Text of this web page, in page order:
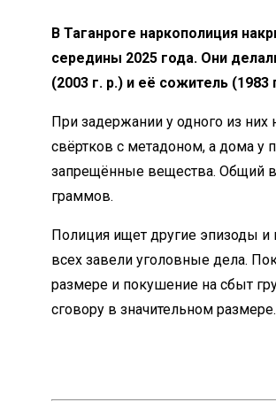
В Таганроге наркополиция
середины 2025 года. Они
(2003 г. р.) и её сожитель
При задержании у одного из
свёртков с метадоном, а дома у
запрещённые вещества. Общий
граммов.
Полиция ищет другие эпизоды
всех завели уголовные дела.
размере и покушение на сбыт
сговору в значительном